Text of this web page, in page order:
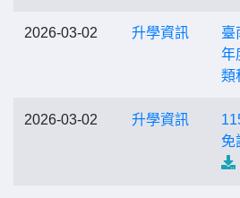
2026-03-02 升學資訊
臺
年
類
2026-03-02 升學資訊
免